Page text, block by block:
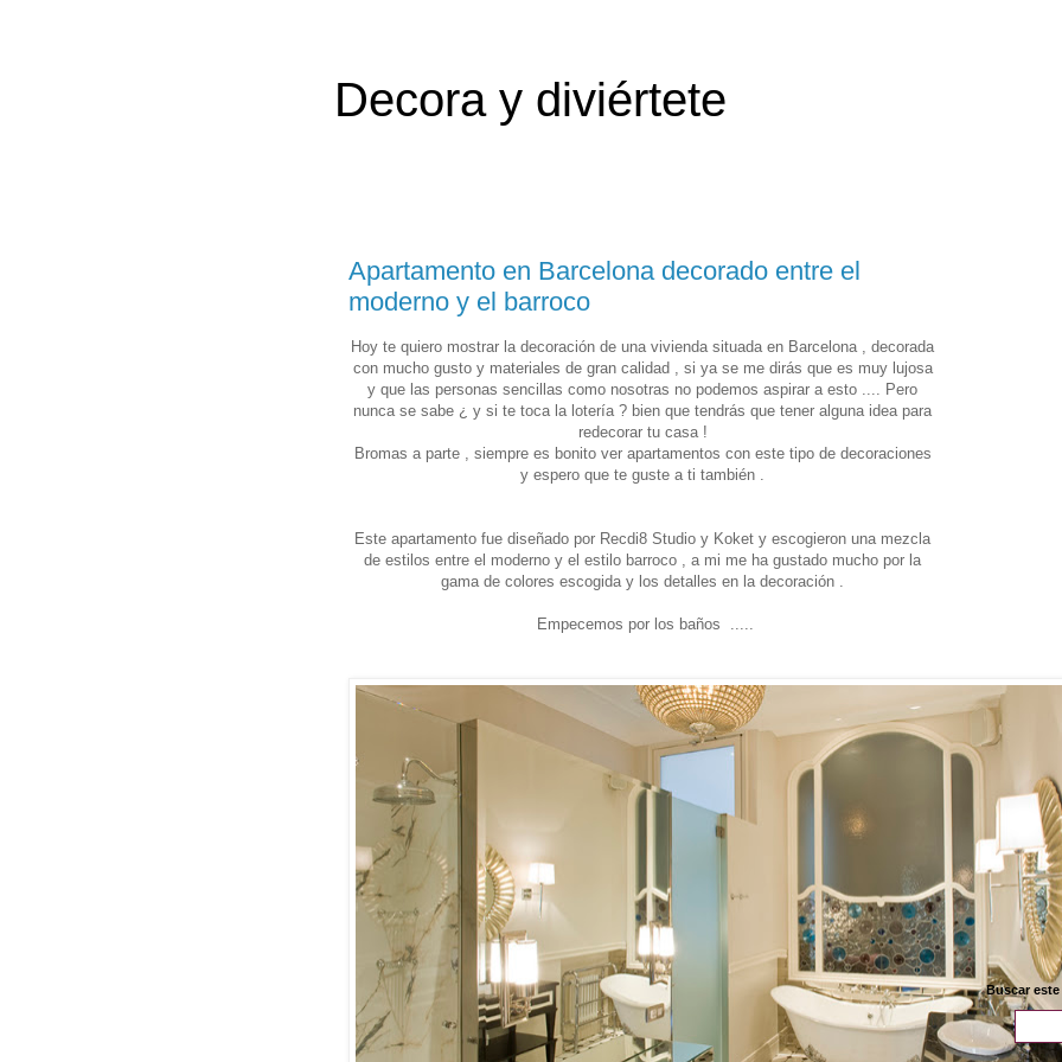
Decora y diviértete
Apartamento en Barcelona decorado entre el
moderno y el barroco
Hoy te quiero mostrar la decoración de una vivienda situada en Barcelona , decorada
con mucho gusto y materiales de gran calidad , si ya se me dirás que es muy lujosa
y que las personas sencillas como nosotras no podemos aspirar a esto .... Pero
nunca se sabe ¿ y si te toca la lotería ? bien que tendrás que tener alguna idea para
redecorar tu casa !
Bromas a parte , siempre es bonito ver apartamentos con este tipo de decoraciones
y espero que te guste a ti también .
Este apartamento fue diseñado por Recdi8 Studio y Koket y escogieron una mezcla
de estilos entre el moderno y el estilo barroco , a mi me ha gustado mucho por la
gama de colores escogida y los detalles en la decoración .
Empecemos por los baños .....
Buscar